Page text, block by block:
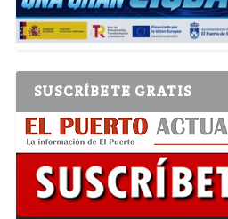
SUSCRÍBETE GRATIS